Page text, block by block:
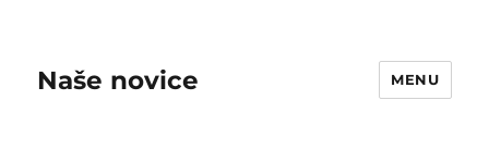
Naše novice MENU